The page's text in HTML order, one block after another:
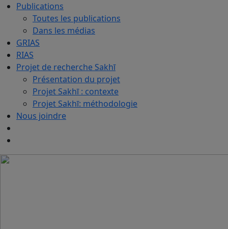
Publications
Toutes les publications
Dans les médias
GRIAS
RIAS
Projet de recherche Sakhī
Présentation du projet
Projet Sakhī : contexte
Projet Sakhī: méthodologie
Nous joindre